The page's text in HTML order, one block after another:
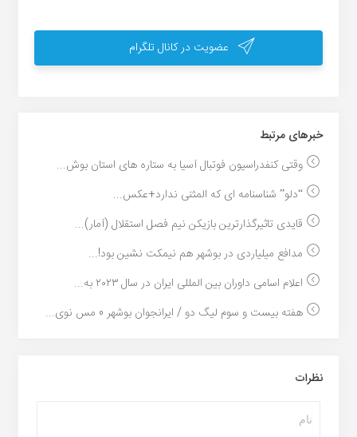
عضویت در کانال تلگرام
خبر‌های مرتبط
وقتی کنفدراسیون فوتبال آسیا به ستاره های استان بوش...
“دلو” شناسنامه ای که المثنی ندارد+عکس...
قایدی تاثیرگذارترین بازیکن نیم فصل استقلال (آمار)...
مدافع میلیاردی در بوشهر هم نیمکت نشین بود!...
اعلام اسامی داوران بین المللی ایران در سال ٢٠٢٣ به...
هفته بیست و سوم لیگ دو / ایرانجوان بوشهر 0 مس نوی...
نظرات